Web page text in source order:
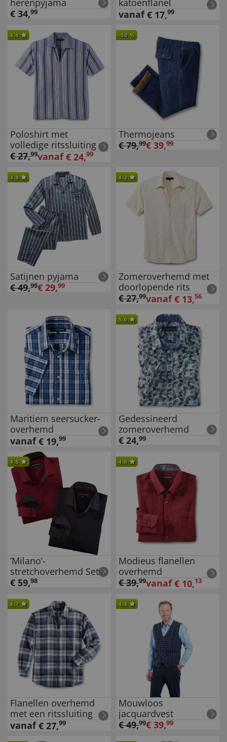
herenpyjama
€ 34,99
katoenflanel
vanaf € 17,99
4.6
Poloshirt met
volledige ritssluiting
€27,99vanaf € 24,99
-50 %
Thermojeans
€79,99€ 39,99
4.8
Satijnen pyjama
€49,99€ 29,99
4.2
Zomeroverhemd met
doorlopende rits
€27,99vanaf € 13,56
Maritiem seersucker-
overhemd
vanaf € 19,99
5.0
Gedessineerd
zomeroverhemd
€ 24,99
4.5
’Milano’-
stretchoverhemd Set
van 2
€ 59,98
4.6
Modieus flanellen
overhemd
€39,99vanaf € 10,13
4.7
Flanellen overhemd
met een ritssluiting
vanaf € 27,99
4.4
Mouwloos
jacquardvest
€49,99€ 39,99